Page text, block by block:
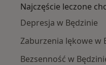
Najczęście leczone
Depresja w Będzinie
Zaburzenia lękowe w
Bezsenność w